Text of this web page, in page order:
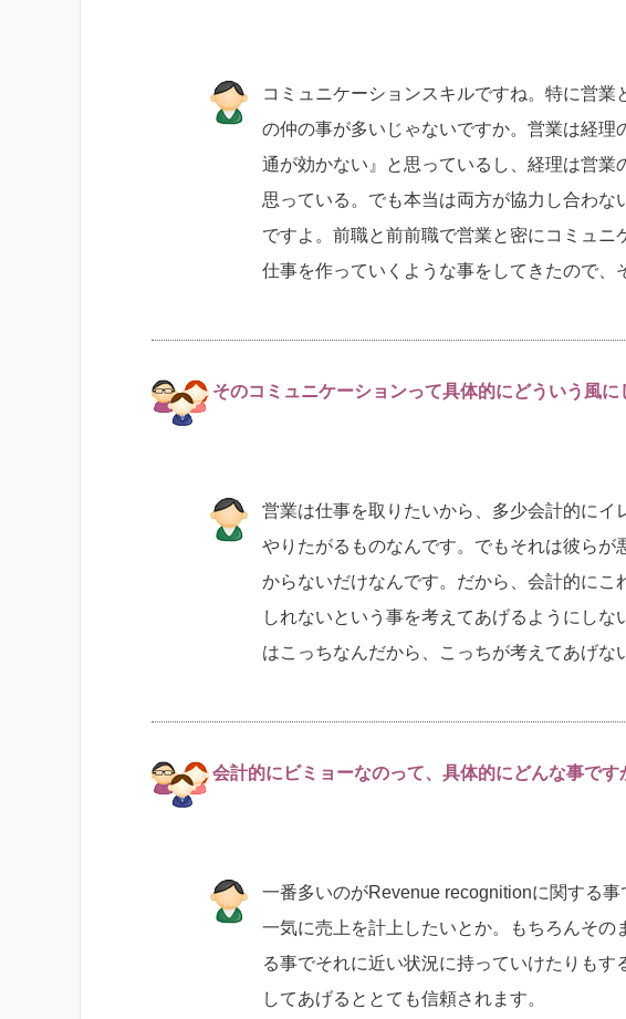
コミュニケーションスキルですね。特に営
の仲の事が多いじゃないですか。営業は経
通が効かない』と思っているし、経理は営業
思っている。でも本当は両方が協力し合わ
ですよ。前職と前前職で営業と密にコミュ
仕事を作っていくような事をしてきたので、
そのコミュニケーションって具体的にどういう風に
営業は仕事を取りたいから、多少会計的に
やりたがるものなんです。でもそれは彼ら
からないだけなんです。だから、会計的に
しれないという事を考えてあげるようにし
はこっちなんだから、こっちが考えてあげな
会計的にビミョーなのって、具体的にどんな事です
一番多いのがRevenue recognitionに関する
一気に売上を計上したいとか。もちろんその
る事でそれに近い状況に持っていけたりも
してあげるととても信頼されます。